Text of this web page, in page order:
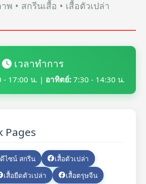
• สกรีนเสื้อ • เสื้อตัวเปล่า
เวลาทำการ
- 17:00 น. | อาทิตย์: 7:30 - 14:30 น.
Pages
ดีไซน์ สกรีน
เสื้อตัวเปล่า
เสื้อยืดตัวเปล่า เสื้อตรุษจีน